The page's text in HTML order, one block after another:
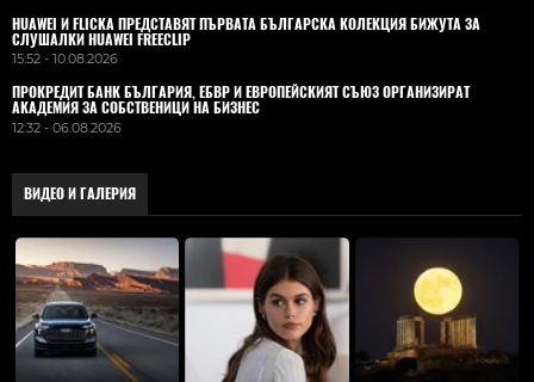
HUAWEI И FLICKA ПРЕДСТАВЯТ ПЪРВАТА БЪЛГАРСКА КОЛЕКЦИЯ БИЖУТА ЗА
СЛУШАЛКИ HUAWEI FREECLIP
15:52 - 10.08.2026
ПРОКРЕДИТ БАНК БЪЛГАРИЯ, ЕБВР И ЕВРОПЕЙСКИЯТ СЪЮЗ ОРГАНИЗИРАТ
АКАДЕМИЯ ЗА СОБСТВЕНИЦИ НА БИЗНЕС
12:32 - 06.08.2026
ВИДЕО И ГАЛЕРИЯ